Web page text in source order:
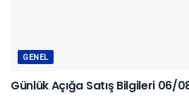
GENEL
Günlük Açığa Satış Bilgileri 06/